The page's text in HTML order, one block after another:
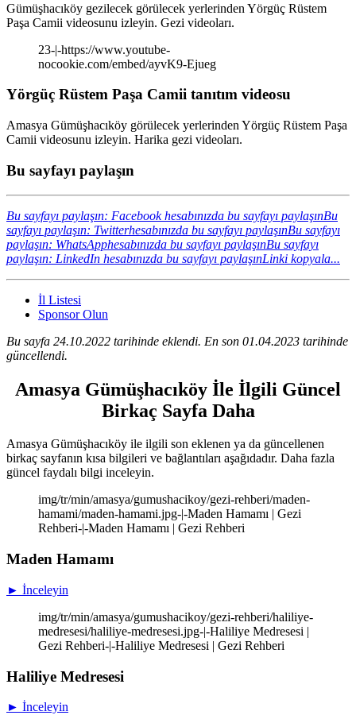
Gümüşhacıköy gezilecek görülecek yerlerinden Yörgüç Rüstem
Paşa Camii videosunu izleyin. Gezi videoları.
23-|-https://www.youtube-
nocookie.com/embed/ayvK9-Ejueg
Yörgüç Rüstem Paşa Camii tanıtım videosu
Amasya Gümüşhacıköy görülecek yerlerinden Yörgüç Rüstem Paşa
Camii videosunu izleyin. Harika gezi videoları.
Bu sayfayı paylaşın
Bu sayfayı paylaşın: Facebook hesabınızda bu sayfayı paylaşınBu
sayfayı paylaşın: Twitterhesabınızda bu sayfayı paylaşınBu sayfayı
paylaşın: WhatsApphesabınızda bu sayfayı paylaşınBu sayfayı
paylaşın: LinkedIn hesabınızda bu sayfayı paylaşınLinki kopyala...
İl Listesi
Sponsor Olun
Bu sayfa 24.10.2022 tarihinde eklendi. En son 01.04.2023 tarihinde
güncellendi.
Amasya Gümüşhacıköy İle İlgili Güncel
Birkaç Sayfa Daha
Amasya Gümüşhacıköy ile ilgili son eklenen ya da güncellenen
birkaç sayfanın kısa bilgileri ve bağlantıları aşağıdadır. Daha fazla
güncel faydalı bilgi inceleyin.
img/tr/min/amasya/gumushacikoy/gezi-rehberi/maden-
hamami/maden-hamami.jpg-|-Maden Hamamı | Gezi
Rehberi-|-Maden Hamamı | Gezi Rehberi
Maden Hamamı
► İnceleyin
img/tr/min/amasya/gumushacikoy/gezi-rehberi/haliliye-
medresesi/haliliye-medresesi.jpg-|-Haliliye Medresesi |
Gezi Rehberi-|-Haliliye Medresesi | Gezi Rehberi
Haliliye Medresesi
► İnceleyin